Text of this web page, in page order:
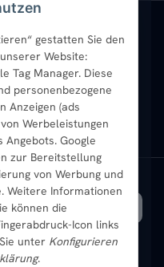
gestatten Sie den
Website:
Tag Manager. Diese
personenbezogene
Anzeigen (ads
Werbeleistungen
Google
zur Bereitstellung
von Werbung und
Weitere Informationen
können die
Icon links
unter Konfigurieren
.
Heizkörper
Badheizkörper Schwarz
Aktuelle Angebote
VERSAND MIT